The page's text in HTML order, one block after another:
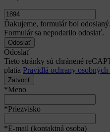
Ďakujeme, formulár bol odoslaný.
Formulár sa nepodarilo odoslať.
Odoslať
Tieto stránky sú chránené
platia Pravidlá ochrany
Zatvoriť
*Meno
*Priezvisko
*E-mail (kontaktná osoba)